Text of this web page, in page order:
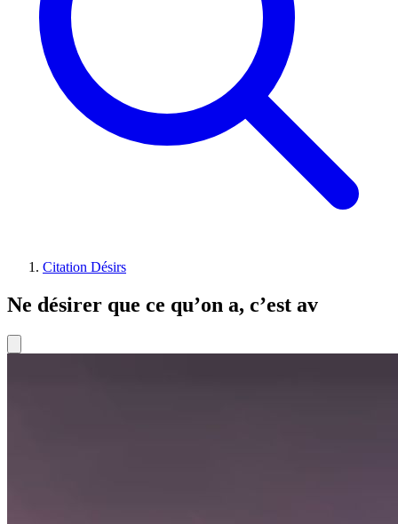
Citation Désirs
Ne désirer que ce qu’on a, c’est av